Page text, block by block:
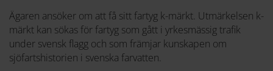
Ägaren ansöker om att få sitt fartyg k-märkt. Utmärkelsen k-
märkt kan sökas för fartyg som gått i yrkesmässig trafik
under svensk flagg och som främjar kunskapen om
sjöfartshistorien i svenska farvatten.